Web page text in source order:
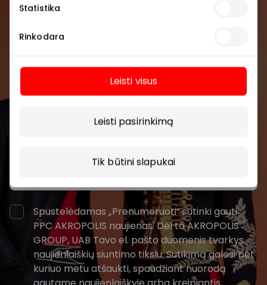
Statistika
Rinkodara
Leisti visus
Leisti pasirinkimą
Tik būtini slapukai
Prisijunkite prie mūsų
renginius ir naujausią informaciją iš AKROPOLIS
prekybos centro.
Spustelėdamas „Prenumeruoti“ sutinki gauti
PPC AKROPOLIS naujienas. Dėl to AKROPOLIS
GROUP, UAB Tavo el. pašto duomenis tvarkys
naujienlaiškių siuntimo tikslu. Sutikimą galėsi bet
kuriuo metu atšaukti, spaudžiant nuorodą
Daugiau